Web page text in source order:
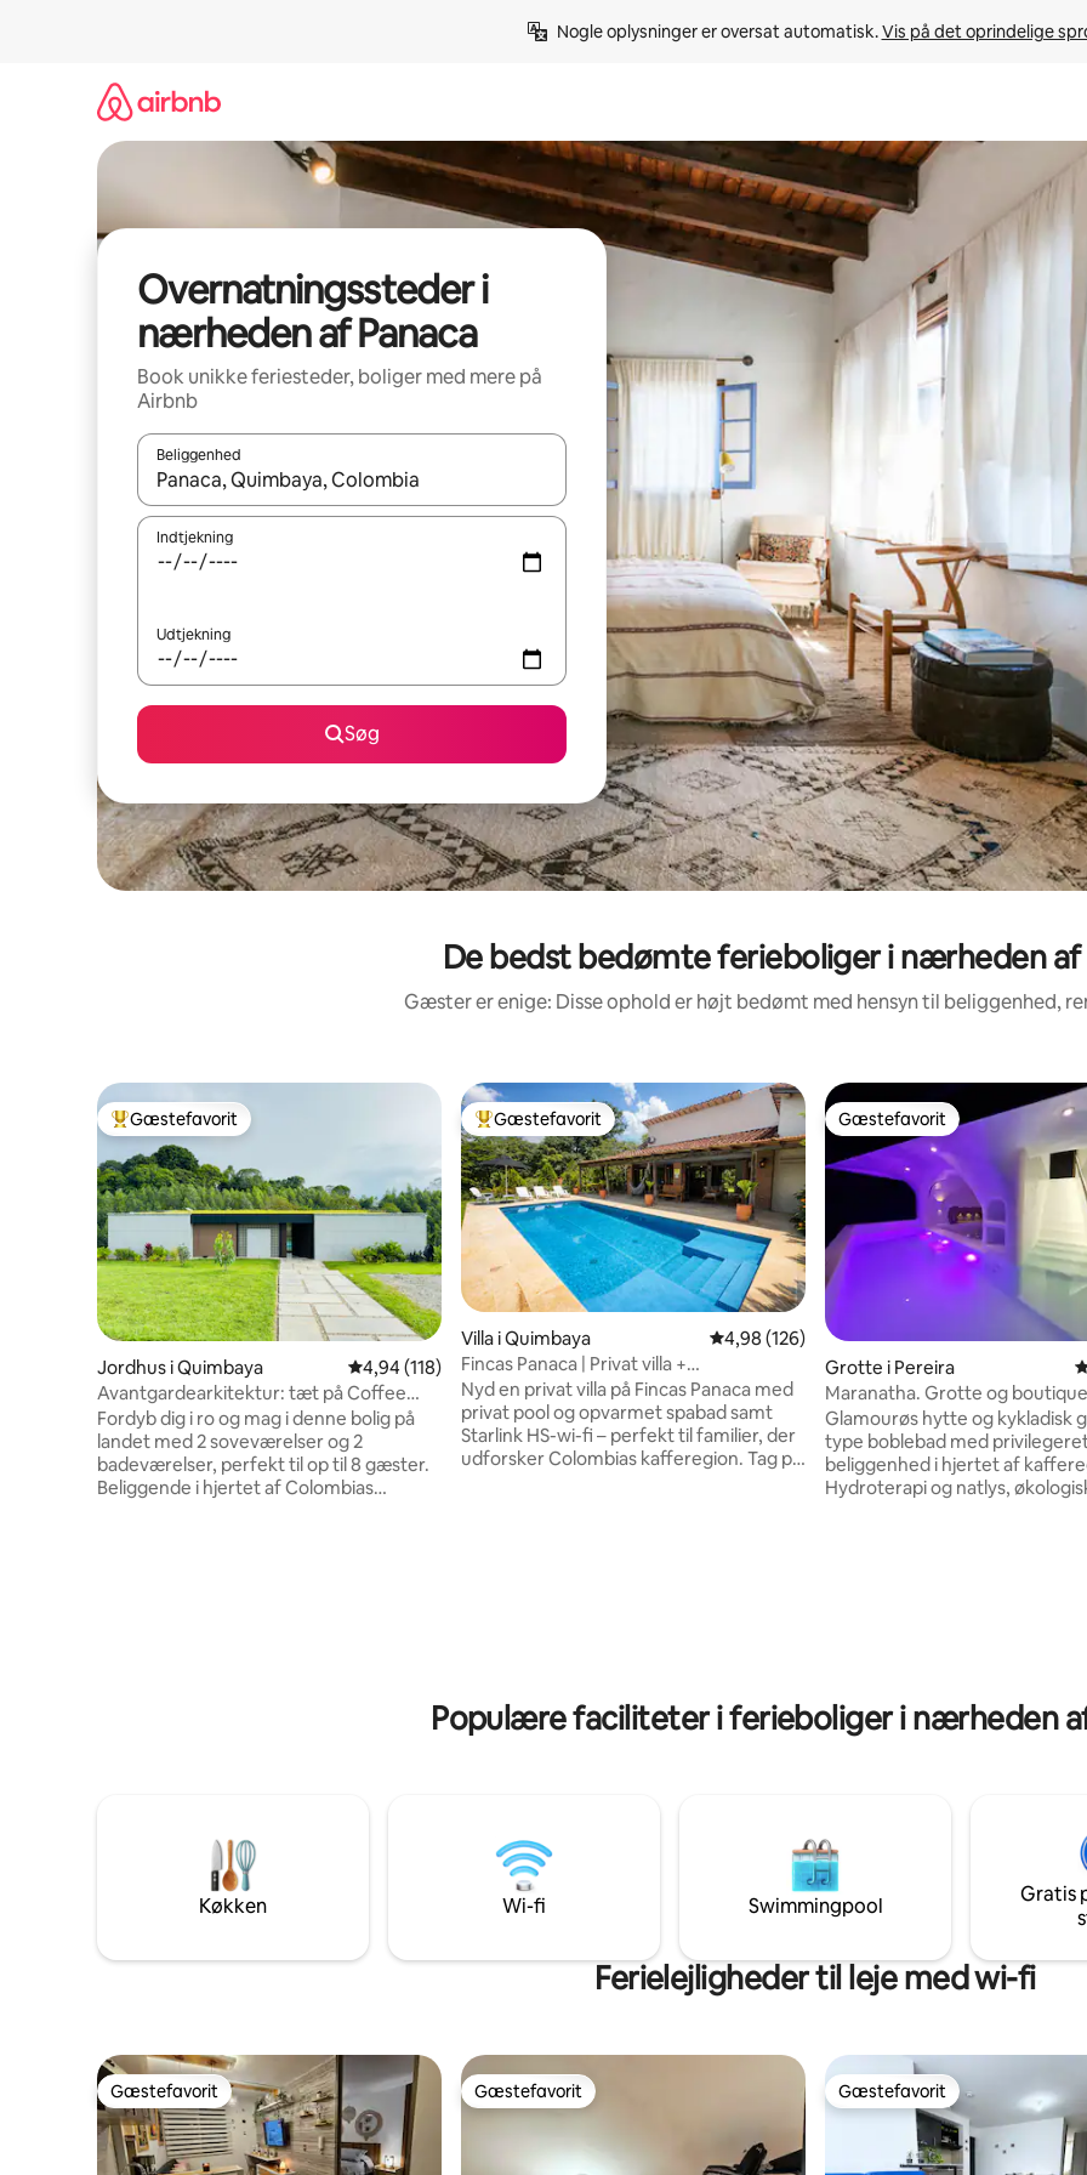
Nogle oplysninger er oversat automatisk. Vis på det oprindelige
Overnatningssteder i
nærheden af Panaca
Book unikke feriesteder, boliger med mere på
Airbnb
Beliggenhed
Når resultaterne er tilgængelige, skal du navigere med piletasterne op og ned eller se mere ved at trykke eller stryge.
Indtjekning
Udtjekning
Søg
De bedst bedømte ferieboliger i nærheden af
Gæster er enige: Disse ophold er højt bedømt med hensyn til beliggenhed,
Bedste gæstefavorit
Gæstefavorit
Jordhus i Quimbaya 4,94 ud af 5 i gennemsnitlig bedømmelse, 118 omtaler
4,94 (118)
Avantgardearkitektur: tæt på Coffee
Park
Fordyb dig i ro og mag i denne bolig på
landet med 2 soveværelser og 2
badeværelser, perfekt til op til 8 gæster.
Beliggende i hjertet af Colombias
Bedste gæstefavorit
Gæstefavorit
Villa i Quimbaya 4,98 ud af 5 i gennemsnitlig bedømmelse,
4,98 (126)
Fincas Panaca | Privat villa +
swimmingpool + jacuzzi
Nyd en privat villa på Fincas Panaca med
privat pool og opvarmet spabad samt
Starlink HS-wi-fi – perfekt til familier, der
udforsker Colombias kafferegion. Tag på
Gæstefavorit
Gæstefavorit
Grotte i Pereira
Maranatha. Grotte og
hydroterapi
Glamourøs hytte og kykladisk
type boblebad med
beliggenhed i hjertet af
Hydroterapi og natlys,
café
Populære faciliteter i ferieboliger i nærheden
Køkken Wi-fi Swimmingpool
Gratis
Ferielejligheder til leje med wi-fi
Gæstefavorit
Gæstefavorit Gæstefavorit
Gæstefavorit Gæstefavorit
Gæstefavorit